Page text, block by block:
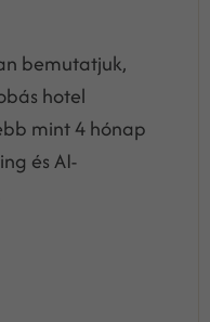
bemutatjuk,
hotel
mint 4 hónap
és AI-